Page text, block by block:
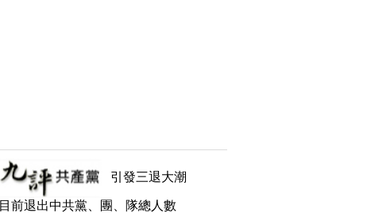
引發三退大潮
目前退出中共黨、團、隊總人數